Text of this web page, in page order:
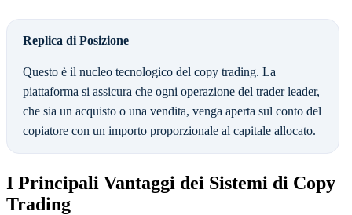
Replica di Posizione
Questo è il nucleo tecnologico del copy trading. La
piattaforma si assicura che ogni operazione del trader leader,
che sia un acquisto o una vendita, venga aperta sul conto del
copiatore con un importo proporzionale al capitale allocato.
I Principali Vantaggi dei Sistemi di Copy
Trading